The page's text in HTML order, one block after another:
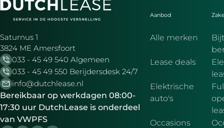
Saturnus 1
3824 ME Amersfoort
033 - 45 49 540 Algemeen
033 - 45 49 550 Berijdersdesk 24/7
info@dutchlease.nl
Bereikbaar op werkdagen 08:00-
17:30 uur DutchLease is onderdeel
van VWPFS
Aanbod
Alle merken
Lease deals
Elektrische
auto's
Occasions